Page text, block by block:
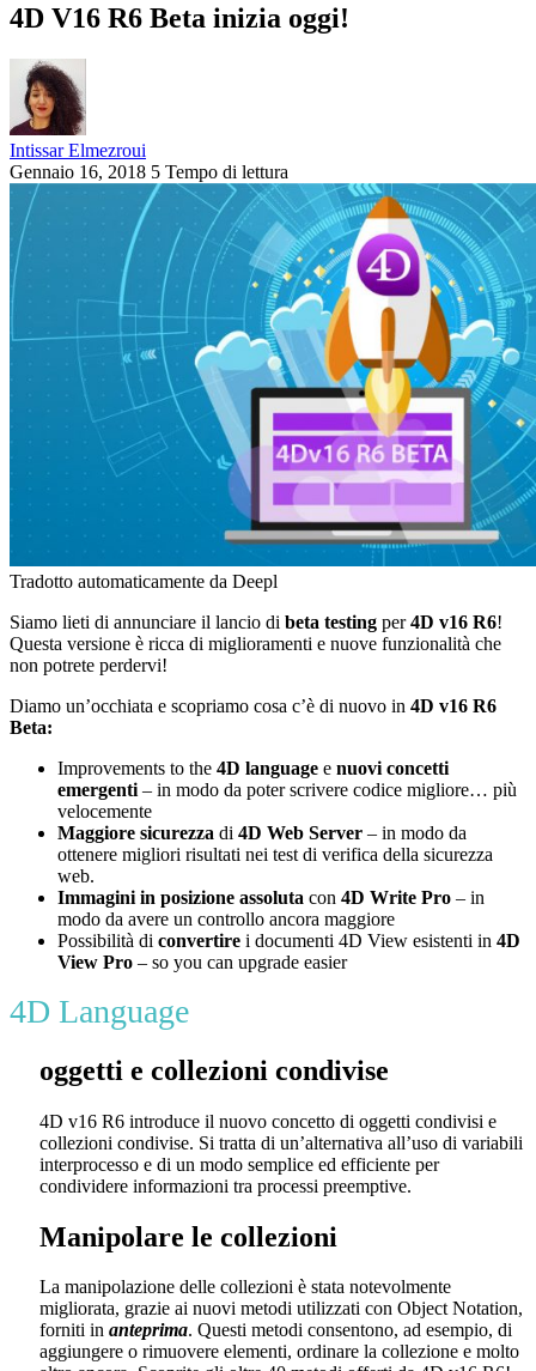
4D V16 R6 Beta inizia oggi!
Intissar Elmezroui
Gennaio 16, 2018 5 Tempo di lettura
Tradotto automaticamente da Deepl
Siamo lieti di annunciare il lancio di beta testing per4D v16 R6!
Questa versione è ricca di miglioramenti e nuove funzionalità che
non potrete perdervi!
Diamo un’occhiata e scopriamo cosa c’è di nuovo in 4D v16 R6
Beta:
Improvements to the 4D language e nuovi concetti
emergenti – in modo da poter scrivere codice migliore… più
velocemente
Maggiore sicurezza di 4D Web Server – in modo da
ottenere migliori risultati nei test di verifica della sicurezza
web.
Immagini in posizione assoluta con 4D Write Pro – in
modo da avere un controllo ancora maggiore
Possibilità di convertire i documenti 4D View esistenti in 4D
View Pro – so you can upgrade easier
4D Language
oggetti e collezioni condivise
4D v16 R6 introduce il nuovo concetto di oggetti condivisi e
collezioni condivise. Si tratta di un’alternativa all’uso di variabili
interprocesso e di un modo semplice ed efficiente per
condividere informazioni tra processi preemptive.
Manipolare le collezioni
La manipolazione delle collezioni è stata notevolmente
migliorata, grazie ai nuovi metodi utilizzati con Object Notation,
forniti in anteprima. Questi metodi consentono, ad esempio, di
aggiungere o rimuovere elementi, ordinare la collezione e molto